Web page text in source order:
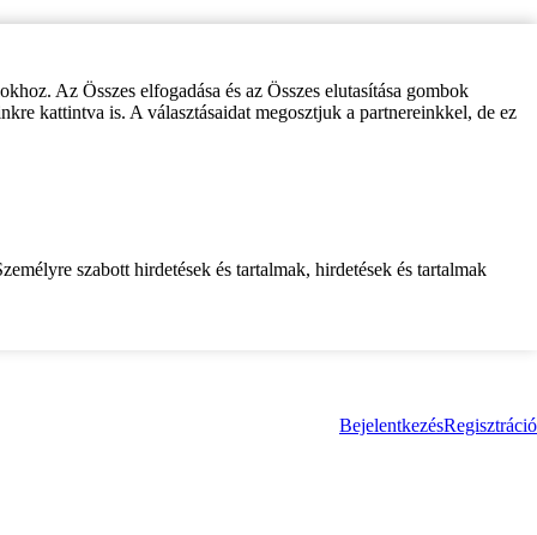
Az Összes elfogadása és az Összes elutasítása gombok
kattintva is. A választásaidat megosztjuk a partnereinkkel, de ez
szabott hirdetések és tartalmak, hirdetések és tartalmak
BejelentkezésRegisztráció